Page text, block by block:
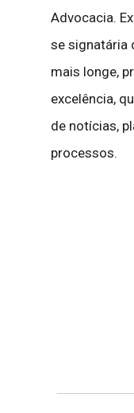
Advocacia.
se signatária
mais longe,
excelência,
de notícias,
processos.